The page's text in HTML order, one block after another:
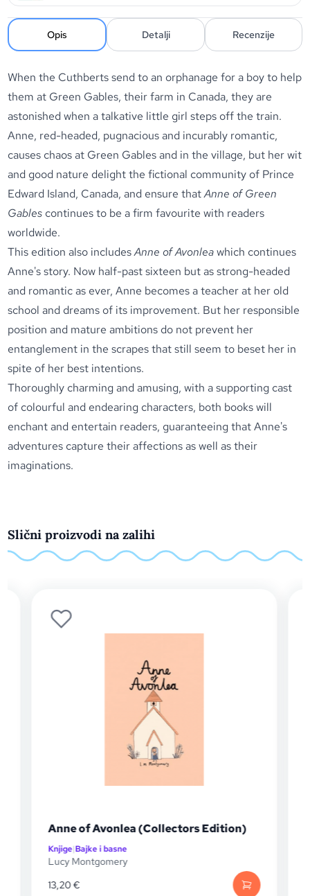
Opis Detalji Recenzije
When the Cuthberts send to an orphanage for a boy to help
them at Green Gables, their farm in Canada, they are
astonished when a talkative little girl steps off the train.
Anne, red-headed, pugnacious and incurably romantic,
causes chaos at Green Gables and in the village, but her wit
and good nature delight the fictional community of Prince
Edward Island, Canada, and ensure thatAnne of Green
Gables continues to be a firm favourite with readers
worldwide.
This edition also includesAnne of Avonleawhich continues
Anne's story. Now half-past sixteen but as strong-headed
and romantic as ever, Anne becomes a teacher at her old
school and dreams of its improvement. But her responsible
position and mature ambitions do not prevent her
entanglement in the scrapes that still seem to beset her in
spite of her best intentions.
Thoroughly charming and amusing, with a supporting cast
of colourful and endearing characters, both books will
enchant and entertain readers, guaranteeing that Anne's
adventures capture their affections as well as their
imaginations.
Slični proizvodi na zalihi
Warriors Graphic Novel: The New
Prophecy #1
Knjige|Dječji romani
Erin Hunter